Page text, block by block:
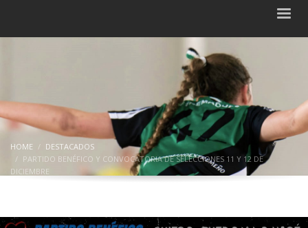
HOME
DESTACADOS
PARTIDO BENÉFICO Y CONVOCATORIA DE SELECCIONES 11 Y 12 DE
DICIEMBRE
selecciones 11 y 12 de diciembre